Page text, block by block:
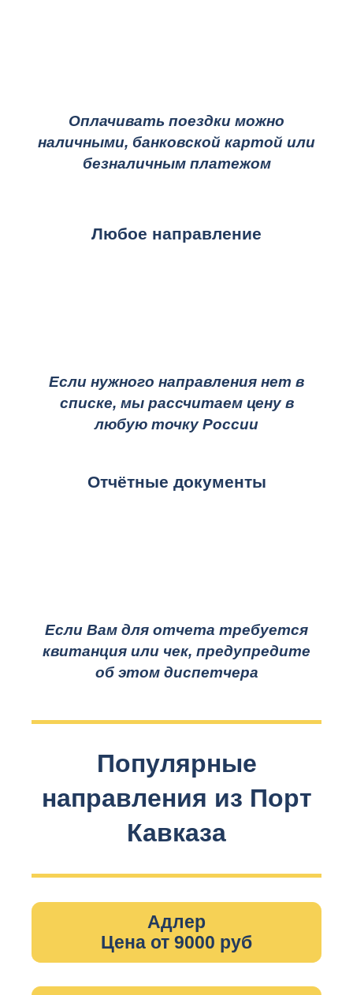
Оплачивать поездки можно
наличными, банковской картой или
безналичным платежом
Любое направление
Если нужного направления нет в
списке, мы рассчитаем цену в
любую точку России
Отчётные документы
Если Вам для отчета требуется
квитанция или чек, предупредите
об этом диспетчера
Популярные
направления из Порт
Кавказа
Адлер
Цена от 9000 руб